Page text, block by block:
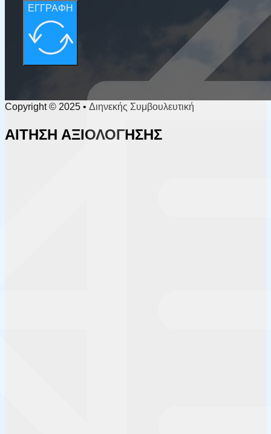
ΕΓΓΡΑΦΗ
Copyright © 2025 • Διηνεκής Συμβουλευτική
ΑΙΤΗΣΗ ΑΞΙΟΛΟΓΗΣΗΣ